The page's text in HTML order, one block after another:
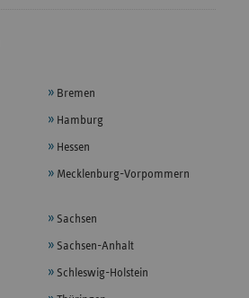
Bremen
Hamburg
Hessen
Mecklenburg-Vorpommern
Sachsen
Sachsen-Anhalt
Schleswig-Holstein